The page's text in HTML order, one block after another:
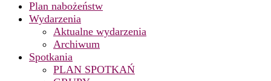
Plan nabożeństw
Wydarzenia
Aktualne wydarzenia
Archiwum
Spotkania
PLAN SPOTKAŃ